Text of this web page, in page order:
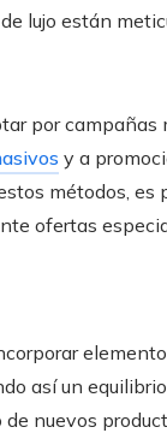
lujo están
por
y a
métodos,
ofertas
así un
nuevos